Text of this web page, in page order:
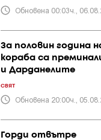
Обновена 00:03ч.,
За половин година
кораба са
и Дарданелите
СВЯТ
Обновена 20:00ч.,
Горди отвътре